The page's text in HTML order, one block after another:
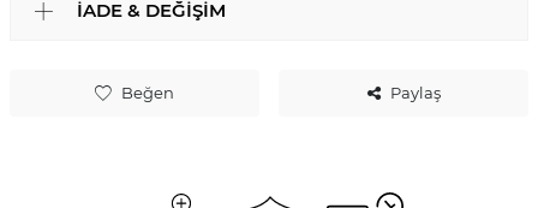
Beğen Paylaş
İADE & DEĞIŞIM